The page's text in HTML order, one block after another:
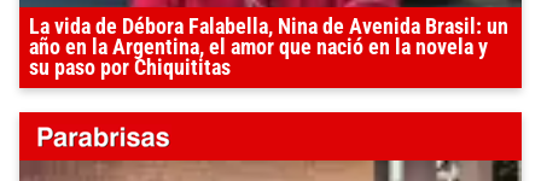
La vida de Débora Falabella, Nina de Avenida Brasil: un
año en la Argentina, el amor que nació en la novela y
su paso por Chiquititas